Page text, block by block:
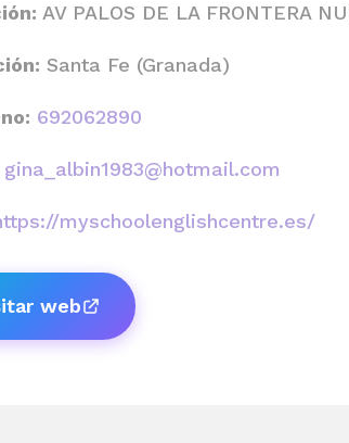
AV PALOS DE LA FRONTERA
Santa Fe (Granada)
692062890
gina_albin1983@hotmail.com
myschoolenglishcentre.es/
web